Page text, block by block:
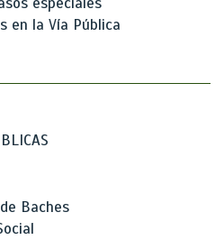
en la Vía Pública
Baches